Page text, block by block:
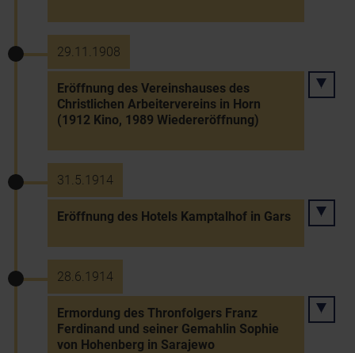
29.11.1908
Eröffnung des Vereinshauses des
Christlichen Arbeitervereins in Horn
(1912 Kino, 1989 Wiedereröffnung)
31.5.1914
Eröffnung des Hotels Kamptalhof in Gars
28.6.1914
Ermordung des Thronfolgers Franz
Ferdinand und seiner Gemahlin Sophie
von Hohenberg in Sarajewo